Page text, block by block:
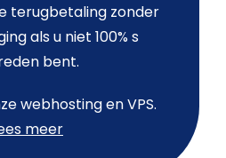
terugbetaling zonder
als u niet 100% s
bent.
webhosting en VPS.
meer